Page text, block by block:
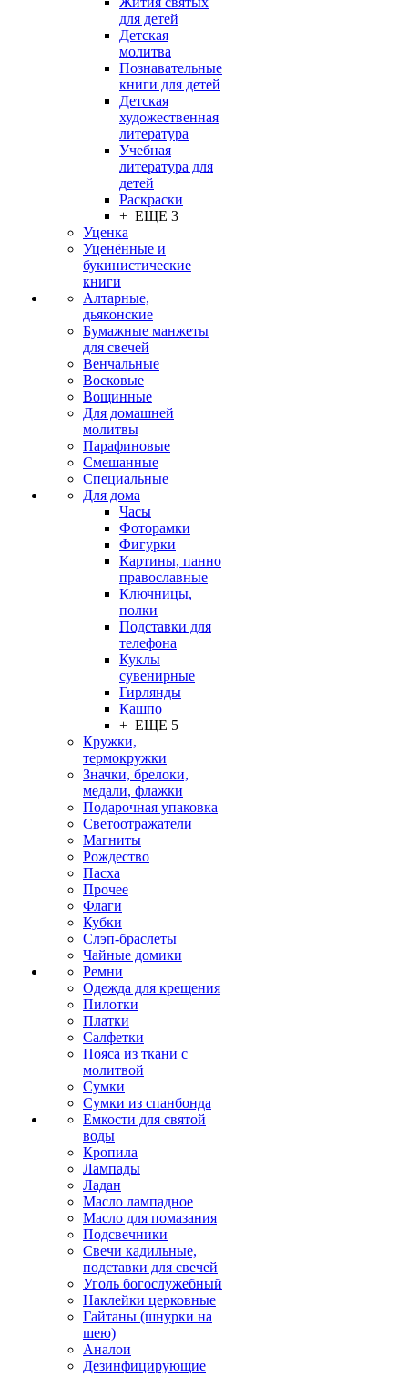
для детей
Детская
молитва
Познавательные
книги для детей
Детская
художественная
литература
Учебная
литература для
детей
Раскраски
+ ЕЩЕ 3
Уценка
Уценённые и
букинистические
книги
Алтарные,
дьяконские
Бумажные манжеты
для свечей
Венчальные
Восковые
Вощинные
Для домашней
молитвы
Парафиновые
Смешанные
Специальные
Для дома
Часы
Фоторамки
Фигурки
Картины, панно
православные
Ключницы,
полки
Подставки для
телефона
Куклы
сувенирные
Гирлянды
Кашпо
+ ЕЩЕ 5
Кружки,
термокружки
Значки, брелоки,
медали, флажки
Подарочная упаковка
Светоотражатели
Магниты
Рождество
Пасха
Прочее
Флаги
Кубки
Слэп-браслеты
Чайные домики
Ремни
Одежда для крещения
Пилотки
Платки
Салфетки
Пояса из ткани с
молитвой
Сумки
Сумки из спанбонда
Емкости для святой
воды
Кропила
Лампады
Ладан
Масло лампадное
Масло для помазания
Подсвечники
Свечи кадильные,
подставки для свечей
Уголь богослужебный
Наклейки церковные
Гайтаны (шнурки на
шею)
Аналои
Дезинфицирующие